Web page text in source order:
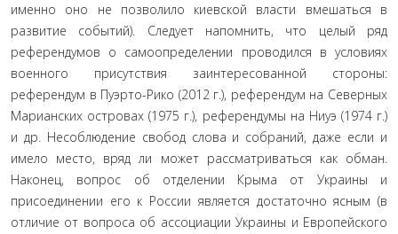
именно оно не позволило киевской власти вмешаться в
развитие событий). Следует напомнить, что целый ряд
референдумов о само­определении проводился в условиях
военного присутствия за­интересованной стороны:
референдум в Пуэрто-Рико (2012 г.), референдум на Северных
Марианских островах (1975 г.), рефе­рендумы на Ниуэ (1974 г.)
и др. Несоблюдение свобод слова и собраний, даже если и
имело место, вряд ли может рассма­триваться как обман.
Наконец, вопрос об отделении Крыма от Украины и
присоединении его к России является достаточно ясным (в
отличие от вопроса об ассоциации Украины и Евро­пейского